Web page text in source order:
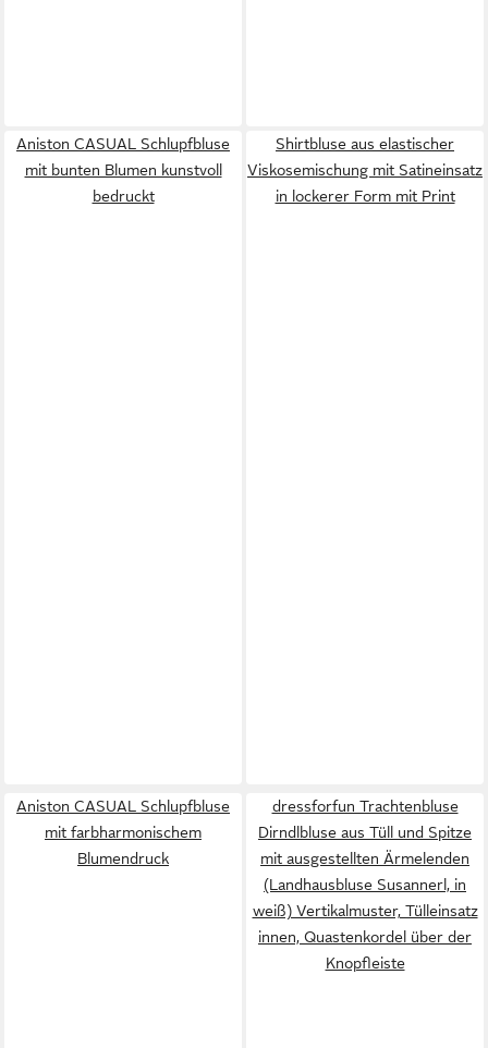
Aniston CASUAL Schlupfbluse
mit bunten Blumen kunstvoll
bedruckt
Shirtbluse aus elastischer
Viskosemischung mit Satineinsatz
in lockerer Form mit Print
Aniston CASUAL Schlupfbluse
mit farbharmonischem
Blumendruck
dressforfun Trachtenbluse
Dirndlbluse aus Tüll und Spitze
mit ausgestellten Ärmelenden
(Landhausbluse Susannerl, in
weiß) Vertikalmuster, Tülleinsatz
innen, Quastenkordel über der
Knopfleiste